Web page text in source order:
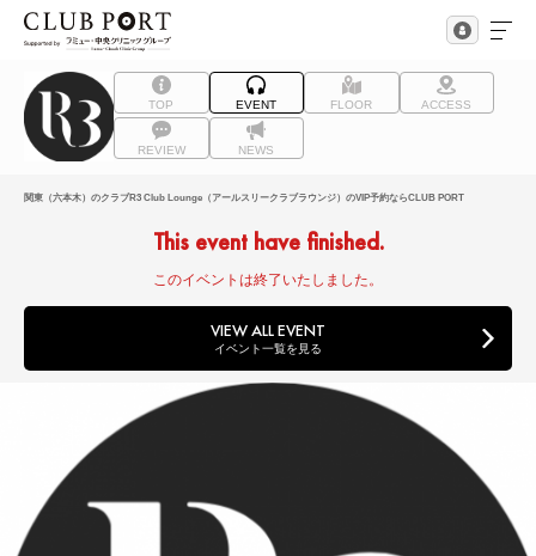
TOP EVENT FLOOR ACCESS
REVIEW NEWS
関東（六本木）のクラブR3 Club Lounge（アールスリークラブラウンジ）のVIP予約ならCLUB PORT
This event have finished.
このイベントは終了いたしました。
VIEW ALL EVENT
イベント一覧を見る